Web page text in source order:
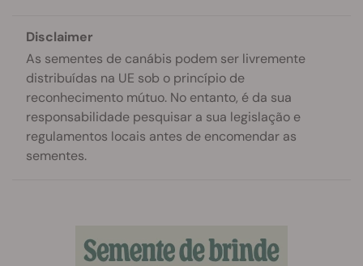
Disclaimer
As sementes de canábis podem ser livremente
distribuídas na UE sob o princípio de
reconhecimento mútuo. No entanto, é da sua
responsabilidade pesquisar a sua legislação e
regulamentos locais antes de encomendar as
sementes.